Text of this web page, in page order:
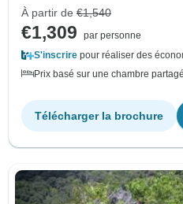
À partir de €1,540
€1,309
par personne
S'inscrire pour réaliser des
Prix basé sur une chambre
Télécharger la brochure